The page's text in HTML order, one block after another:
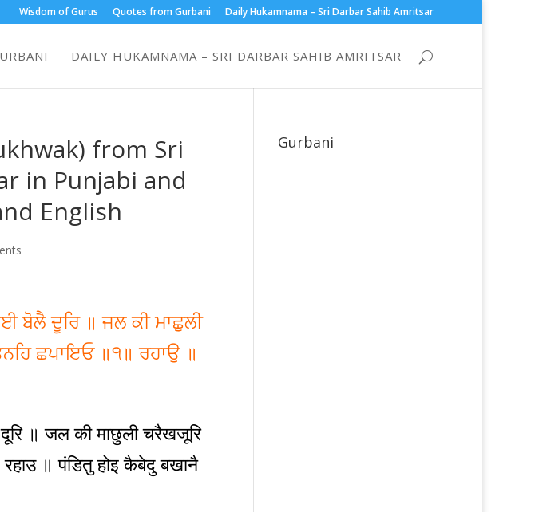
Wisdom of Gurus Quotes from Gurbani Daily Hukamnama – Sri Darbar Sahib Amritsar
DAILY HUKAMNAMA – SRI DARBAR SAHIB AMRITSAR
from Sri
in Punjabi and
English
ਬੋਲੈ ਦੂਰਿ ॥ ਜਲ ਕੀ ਮਾਛੁਲੀ
ਛਪਾਇਓ ॥੧॥ ਰਹਾਉ ॥
दूरि ॥ जल की माछुली चरैखजूरि
॥ पंडितु होइ कैबेदु बखानै
Gurbani